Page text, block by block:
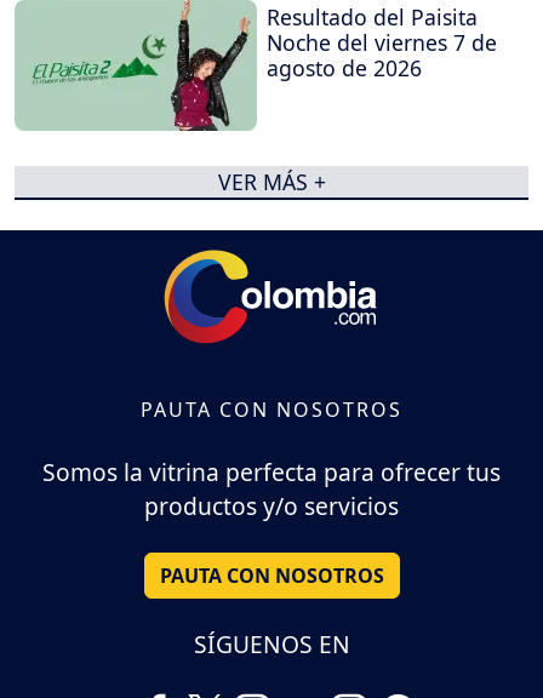
Resultado del Paisita
Noche del viernes 7 de
agosto de 2026
VER MÁS +
PAUTA CON NOSOTROS
Somos la vitrina perfecta para ofrecer tus
productos y/o servicios
PAUTA CON NOSOTROS
SÍGUENOS EN